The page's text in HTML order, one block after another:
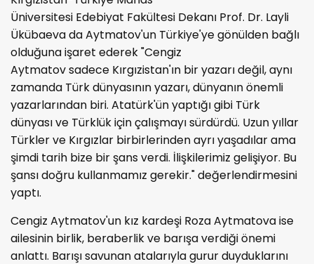
Üniversitesi Edebiyat Fakültesi Dekanı Prof. Dr. Layli
Ükübaeva da Aytmatov'un Türkiye'ye gönülden bağlı
olduğuna işaret ederek "Cengiz
Aytmatov sadece Kırgızistan'ın bir yazarı değil, aynı
zamanda Türk dünyasının yazarı, dünyanın önemli
yazarlarından biri. Atatürk'ün yaptığı gibi Türk
dünyası ve Türklük için çalışmayı sürdürdü. Uzun yıllar
Türkler ve Kırgızlar birbirlerinden ayrı yaşadılar ama
şimdi tarih bize bir şans verdi. İlişkilerimiz gelişiyor. Bu
şansı doğru kullanmamız gerekir." değerlendirmesini
yaptı.
Cengiz Aytmatov'un kız kardeşi Roza Aytmatova ise
ailesinin birlik, beraberlik ve barışa verdiği önemi
anlattı. Barışı savunan atalarıyla gurur duyduklarını